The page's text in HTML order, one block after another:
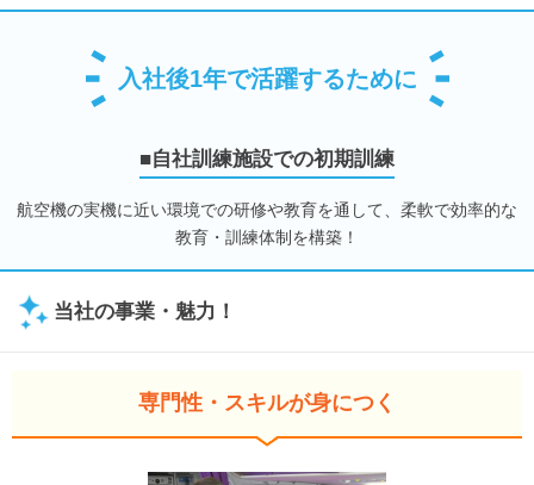
入社後1年で活躍するために
■自社訓練施設での初期訓練
航空機の実機に近い環境での研修や教育を通して、柔軟で効率的な
教育・訓練体制を構築！
当社の事業・魅力！
専門性・スキルが身につく